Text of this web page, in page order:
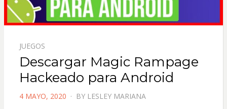
JUEGOS
Descargar Magic Rampage
Hackeado para Android
POSTED
4 MAYO, 2020 BY LESLEY MARIANA